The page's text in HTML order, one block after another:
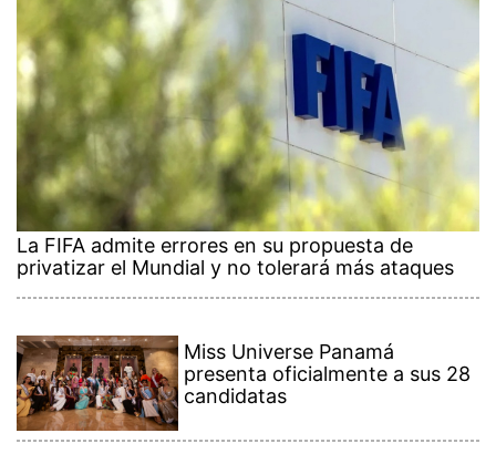
La FIFA admite errores en su propuesta de
privatizar el Mundial y no tolerará más ataques
Miss Universe Panamá
presenta oficialmente a sus 28
candidatas